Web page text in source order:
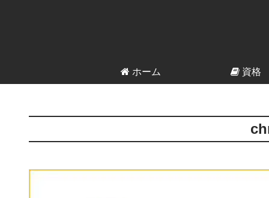
ホーム 資格